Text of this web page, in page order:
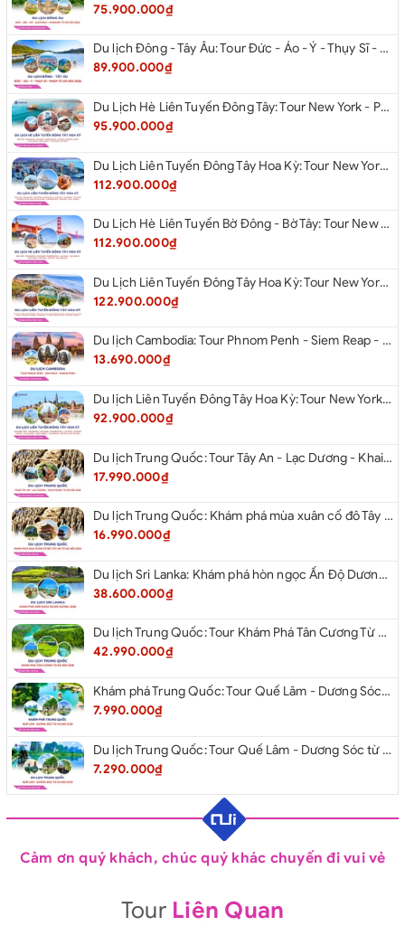
75.900.000₫
Du lịch Đông - Tây Âu: Tour Đức - Áo - Ý - Thụy Sĩ - Pháp từ Hà Nội 2026
89.900.000₫
Du Lịch Hè Liên Tuyến Đông Tây: Tour New York - Philadelphia - Delaware - Washington Dc - Las Vegas - Red Rock Canyon - Little Saigon - Santa Monica - Los Angeles - San Diego Từ Hà Nội 2026
95.900.000₫
Du Lịch Liên Tuyến Đông Tây Hoa Kỳ: Tour New York - Philadelphia - Delaware - Washington Dc - San Diego - Los Angeles - Las Vegas - Antelope Canyon (Hẻm Núi Linh Dương) - Horseshoe Bend - Monument - Page - Phoenix Từ Hà Nội 2026
112.900.000₫
Du Lịch Hè Liên Tuyến Bờ Đông - Bờ Tây: Tour New York - Philadelphia - Delaware - Washington Dc - Las Vegas - Los Angeles - Hollywood - San Diego - San Jose - San Francisco - Từ Hà Nội 2026
112.900.000₫
Du Lịch Liên Tuyến Đông Tây Hoa Kỳ: Tour New York - Boston - New Hampshire - Artist’s Bluff - Echo Lake Kancamagus Highway - White Mountains - Albany - Buffalo - Niagara Falls Corning - Washington Dc - Las Vegas - Red Rock Canyon - Los Angeles - San Diego Từ Hà Nội 2026
122.900.000₫
Du lịch Cambodia: Tour Phnom Penh - Siem Reap - Phnom Penh
13.690.000₫
Du lịch Liên Tuyến Đông Tây Hoa Kỳ: Tour New York - Philadelphia - Delaware - Washington D.C - Las Vegas - Red rock Canyon - Little Saigon - Santa Monica - Los Angeles - San Diego từ Hà Nội 2026
92.900.000₫
Du lịch Trung Quốc: Tour Tây An - Lạc Dương - Khai Phong từ Hà Nội 2026
17.990.000₫
Du lịch Trung Quốc: Khám phá mùa xuân cố đô Tây An từ Hà Nội 2026
16.990.000₫
Du lịch Sri Lanka: Khám phá hòn ngọc Ấn Độ Dương 2026
38.600.000₫
Du lịch Trung Quốc: Tour Khám Phá Tân Cương Từ Hà Nội 2026
42.990.000₫
Khám phá Trung Quốc: Tour Quế Lâm - Dương Sóc từ Hà Nội 2026
7.990.000₫
Du lịch Trung Quốc: Tour Quế Lâm - Dương Sóc từ Hà Nội 2026
7.290.000₫
Cảm ơn quý khách, chúc quý khác chuyến đi vui vẻ
Tour Liên Quan